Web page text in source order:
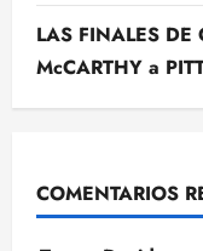
LAS FINALES DE
McCARTHY a
COMENTARIOS